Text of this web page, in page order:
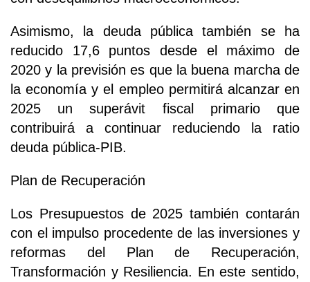
Asimismo, la deuda pública también se ha
reducido 17,6 puntos desde el máximo de
2020 y la previsión es que la buena marcha de
la economía y el empleo permitirá alcanzar en
2025 un superávit fiscal primario que
contribuirá a continuar reduciendo la ratio
deuda pública-PIB.
Plan de Recuperación
Los Presupuestos de 2025 también contarán
con el impulso procedente de las inversiones y
reformas del Plan de Recuperación,
Transformación y Resiliencia. En este sentido,